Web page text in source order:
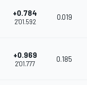
+0.784
2'01.592
0.019
+0.969
2'01.777
0.185